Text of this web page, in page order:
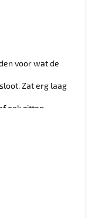
voor wat de
Zat erg laag
ook zitten
was en
en ben er eens